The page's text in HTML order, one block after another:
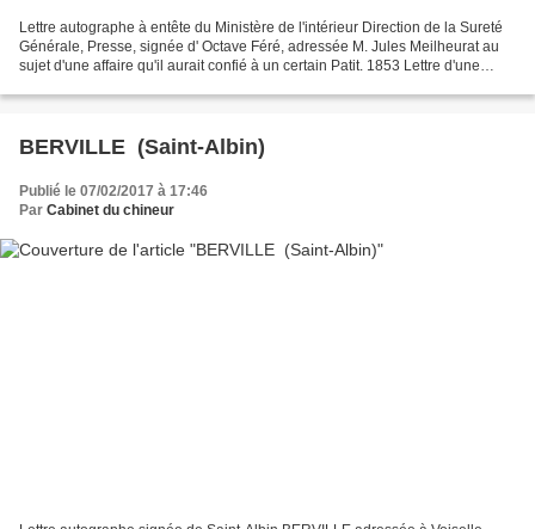
Lettre autographe à entête du Ministère de l'intérieur Direction de la Sureté
Générale, Presse, signée d' Octave Féré, adressée M. Jules Meilheurat au
sujet d'une affaire qu'il aurait confié à un certain Patit. 1853 Lettre d'une
BERVILLE (Saint-Albin)
Publié le 07/02/2017 à 17:46
Par Cabinet du chineur